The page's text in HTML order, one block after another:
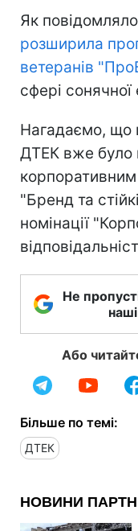
Як
розширила
ветеранів
сфері сонячної
Нагадаємо, що
ДТЕК вже було
корпоративним
"Бренд та
номінації
Не
Або
Більше по темі:
ДТЕК